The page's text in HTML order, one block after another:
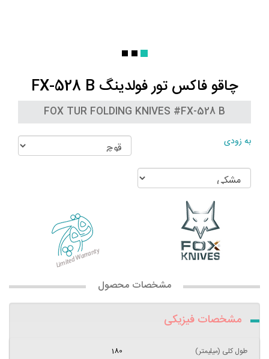
چاقو فاکس تور فولدینگ FX-528 B
FOX TUR FOLDING KNIVES #FX-528 B
به زودی
مشخصات محصول
مشخصات فیزیکی
طول کلی (میلیمتر) 180